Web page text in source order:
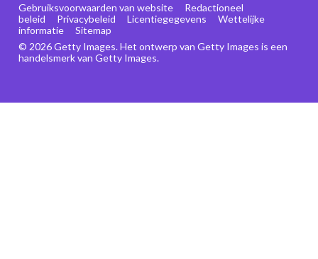
© 2026 Getty Images. Het ontwerp van Getty Images is een
handelsmerk van Getty Images.
Gebruiksvoorwaarden van website
Redactioneel
beleid
Privacybeleid Licentiegegevens
Wettelijke
informatie
Sitemap